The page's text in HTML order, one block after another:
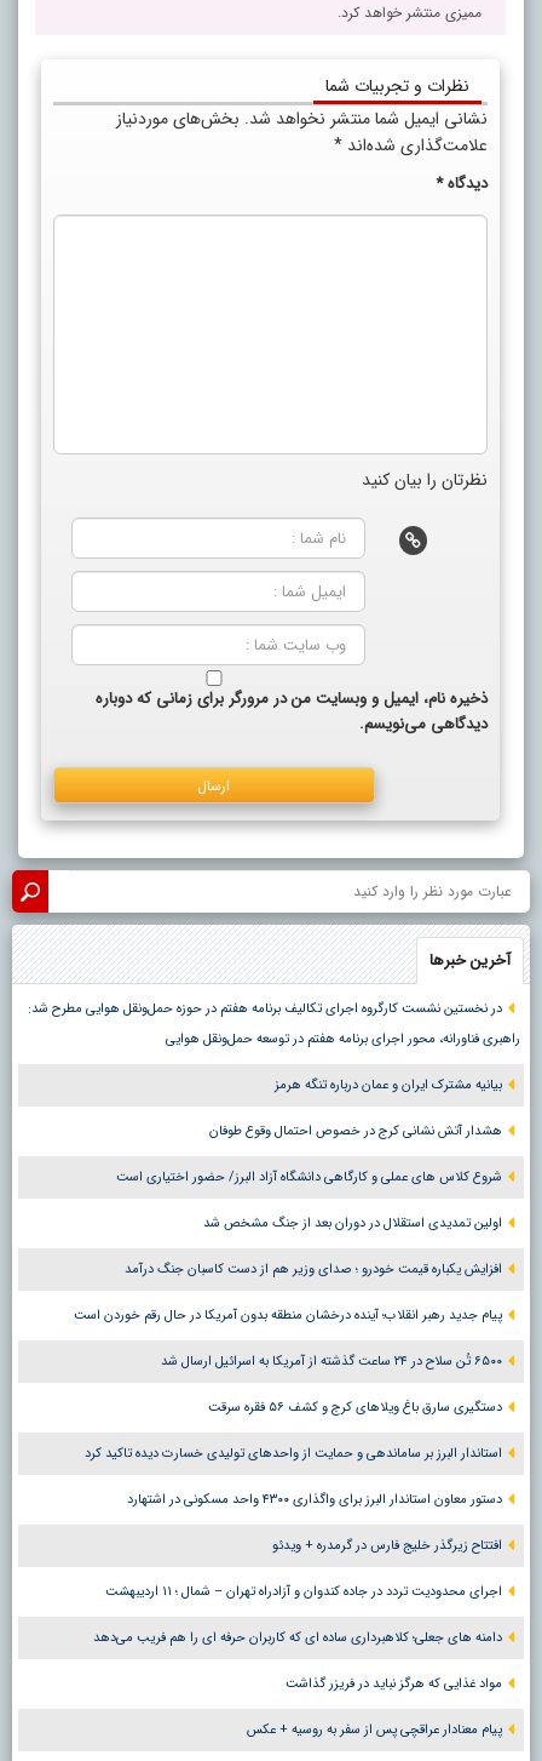
ممیزی منتشر خواهد کرد.
نظرات و تجربیات شما
نشانی ایمیل شما منتشر نخواهد شد. بخش‌های موردنیاز
علامت‌گذاری شده‌اند *
دیدگاه*
نظرتان را بیان کنید
ذخیره نام، ایمیل و وبسایت من در مرورگر برای زمانی که دوباره
دیدگاهی می‌نویسم.
آخرین خبرها
در نخستین نشست کارگروه اجرای تکالیف برنامه هفتم در حوزه حمل‌ونقل هوایی مطرح شد:
راهبری فناورانه، محور اجرای برنامه هفتم در توسعه حمل‌ونقل هوایی
بیانیه مشترک ایران و عمان درباره تنگه هرمز
هشدار آتش نشانی کرج در خصوص احتمال وقوع طوفان
شروع کلاس های عملی و کارگاهی دانشگاه آزاد البرز/ حضور اختیاری است
اولین تمدیدی استقلال در دوران بعد از جنگ مشخص شد
افزایش یکباره قیمت خودرو ؛ صدای وزیر هم از دست کاسبان جنگ درآمد
پیام جدید رهبر انقلاب؛ آینده درخشان منطقه بدون آمریکا در حال رقم خوردن است
۶۵۰۰ تُن سلاح در ۲۴ ساعت گذشته از آمریکا به اسرائیل ارسال شد
دستگیری سارق باغ ویلاهای کرج و کشف ۵۶ فقره سرقت
استاندار البرز بر ساماندهی و حمایت از واحدهای تولیدی خسارت دیده تاکید کرد
دستور معاون استاندار البرز برای واگذاری ۴۳۰۰ واحد مسکونی در اشتهارد
افتتاح زیرگذر خلیج فارس در گرمدره + ویدئو
اجرای محدودیت تردد در جاده کندوان و آزادراه تهران – شمال ؛ ١١ اردیبهشت
دامنه های جعلی؛ کلاهبرداری ساده ای که کاربران حرفه ای را هم فریب می‌دهد
مواد غذایی که هرگز نباید در فریزر گذاشت
پیام معنادار عراقچی پس از سفر به روسیه + عکس